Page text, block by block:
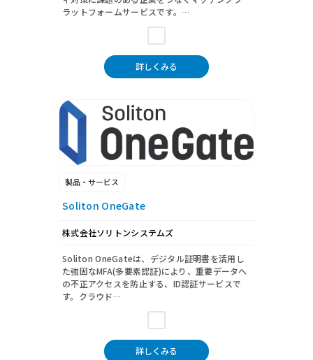
ラットフォームサービスです。…
詳しくみる
製品・サービス
Soliton OneGate
株式会社ソリトンシステムズ
Soliton OneGateは、デジタル証明書を活用し
た強固なMFA(多要素認証)により、重要データへ
の不正アクセスを防止する、ID認証サービスで
す。クラウド…
詳しくみる